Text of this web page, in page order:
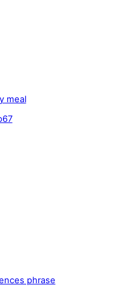
meal
phrase